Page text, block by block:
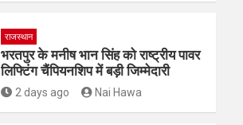
राजस्थान
भरतपुर के मनीष भान सिंह को राष्ट्रीय पावर
लिफ्टिंग चैंपियनशिप में बड़ी जिम्मेदारी
2 days ago Nai Hawa